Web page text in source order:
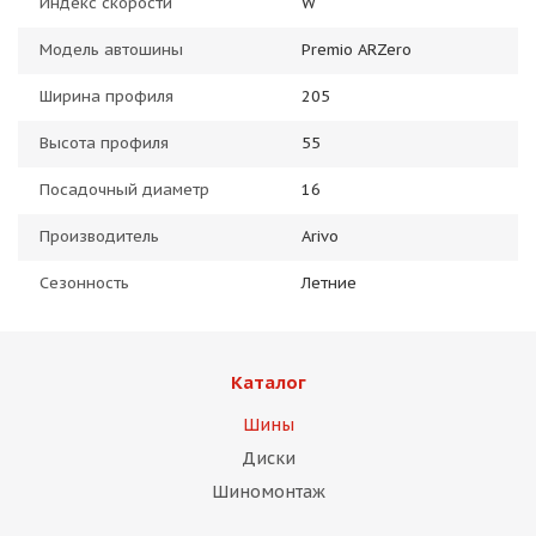
Модель автошины Premio ARZero
Ширина профиля 205
Высота профиля 55
Посадочный диаметр 16
Производитель Arivo
Сезонность Летние
Каталог
Шины
Диски
Шиномонтаж